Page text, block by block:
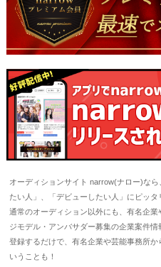
オーディションサイト narrow(ナロー)な
たい人」、「デビューしたい人」にピッタ
通常のオーディション以外にも、有名企
ジモデル・アンバサダー募集の企業案件情
登録するだけで、有名企業や芸能事務所
いうことも！